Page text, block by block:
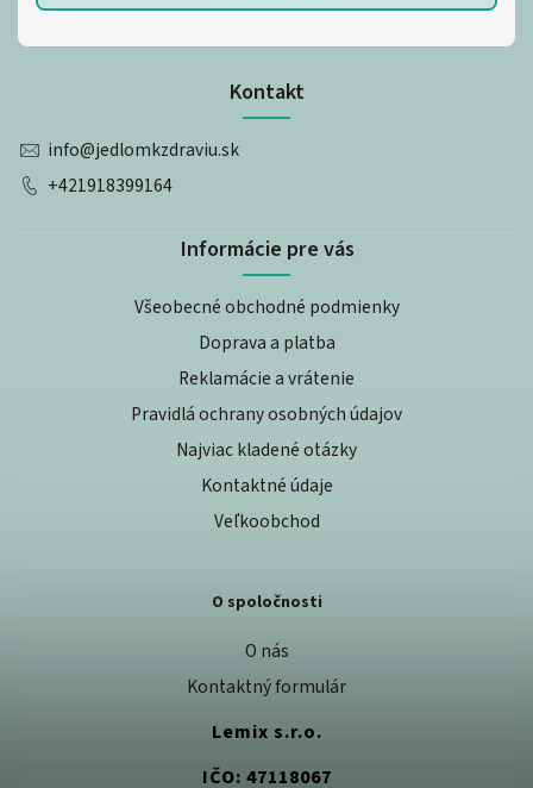
Kontakt
info@jedlomkzdraviu.sk
+421918399164
Informácie pre vás
Všeobecné obchodné podmienky
Doprava a platba
Reklamácie a vrátenie
Pravidlá ochrany osobných údajov
Najviac kladené otázky
Kontaktné údaje
Veľkoobchod
O spoločnosti
O nás
Kontaktný formulár
Lemix s.r.o.
IČO: 47118067